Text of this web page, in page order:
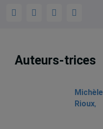
Auteurs-trices
Michèle
Rioux,